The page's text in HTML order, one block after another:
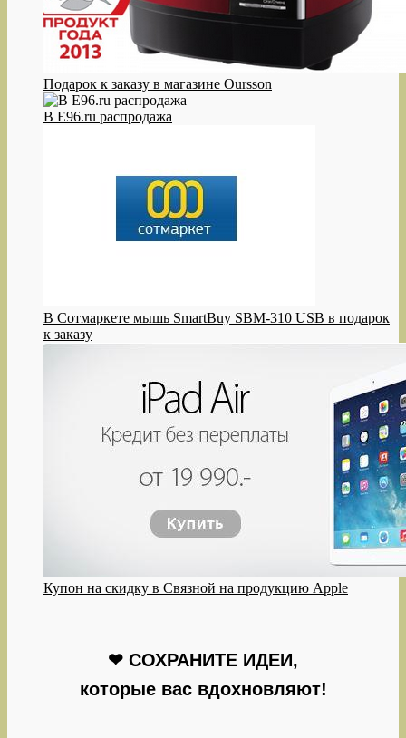
Подарок к заказу в магазине Oursson
В E96.ru распродажа
В Сотмаркете мышь SmartBuy SBM-310 USB в подарок
к заказу
Купон на скидку в Связной на продукцию Apple
❤ СОХРАНИТЕ ИДЕИ,
которые вас вдохновляют!